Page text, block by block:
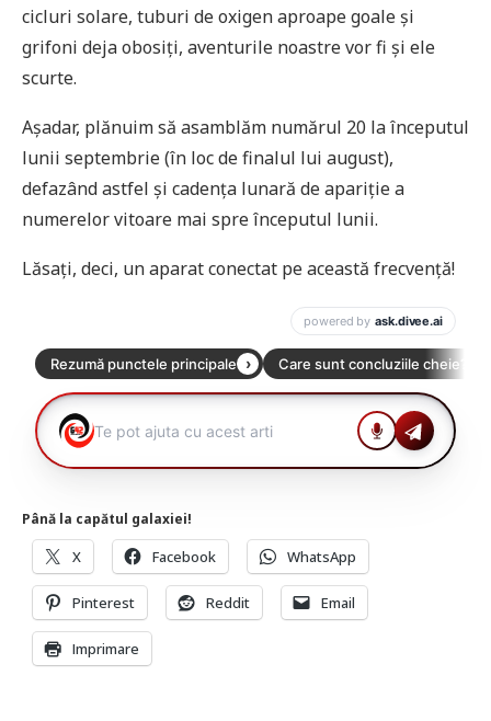
cicluri solare, tuburi de oxigen aproape goale și
grifoni deja obosiți, aventurile noastre vor fi și ele
scurte.
Așadar, plănuim să asamblăm numărul 20 la începutul
lunii septembrie (în loc de finalul lui august),
defazând astfel și cadența lunară de apariție a
numerelor vitoare mai spre începutul lunii.
Lăsați, deci, un aparat conectat pe această frecvență!
Până la capătul galaxiei!
X Facebook WhatsApp
Pinterest Reddit Email
Imprimare